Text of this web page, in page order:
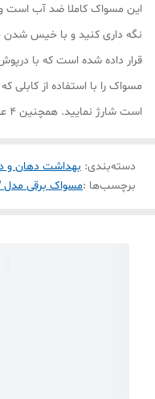
این مسواک کاملا ضد آب است
نگه داری کنید و با خیس شدن
قرار داده شده است که با
مسواک را با استفاده از کابلی
است شارژ نمایید. همچنین 4 عدد سری یدک نیز به همراه مسواک است.
دسته‌بندی: بهداشت دهان و
برچسب‌ها :مسواک برقی مدل Sonic electric toothbrush GTW